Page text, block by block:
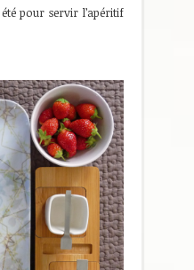
pour servir l’apéritif